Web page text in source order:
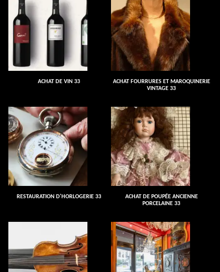
ACHAT DE VIN 33
ACHAT FOURRURES ET MAROQUINERIE
VINTAGE 33
RESTAURATION D'HORLOGERIE 33
ACHAT DE POUPÉE ANCIENNE
PORCELAINE 33